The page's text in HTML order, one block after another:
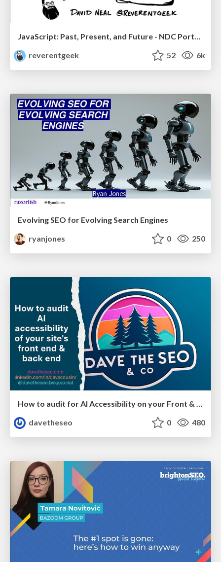
JavaScript: Past, Present, and Future - NDC Porto 2020
reverentgeek
52 6k
Evolving SEO for Evolving Search Engines
ryanjones
0 250
How to audit for AI Accessibility on your Front & Back End
davetheseo
0 480